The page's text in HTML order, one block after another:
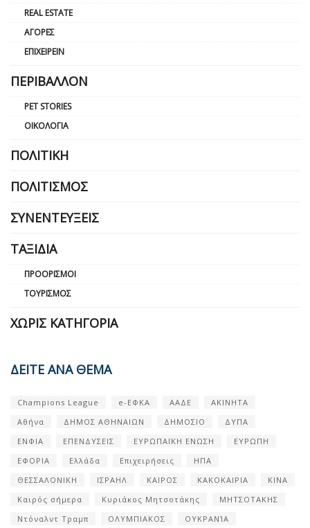
REAL ESTATE
ΑΓΟΡΈΣ
ΕΠΙΧΕΙΡΕΊΝ
ΠΕΡΙΒΆΛΛΟΝ
PET STORIES
ΟΙΚΟΛΟΓΊΑ
ΠΟΛΙΤΙΚΉ
ΠΟΛΙΤΙΣΜΌΣ
ΣΥΝΕΝΤΕΎΞΕΙΣ
ΤΑΞΊΔΙΑ
ΠΡΟΟΡΙΣΜΟΊ
ΤΟΥΡΙΣΜΌΣ
ΧΩΡΊΣ ΚΑΤΗΓΟΡΊΑ
ΔΕΙΤΕ ΑΝΑ ΘΕΜΑ
Champions League e-ΕΦΚΑ ΑΑΔΕ
ΑΚΙΝΗΤΑ
Αθήνα
ΔΗΜΟΣ ΑΘΗΝΑΙΩΝ ΔΗΜΟΣΙΟ
ΔΥΠΑ
ΕΝΦΙΑ
ΕΠΕΝΔΥΣΕΙΣ ΕΥΡΩΠΑΪΚΗ ΕΝΩΣΗ
ΕΥΡΩΠΗ
ΕΦΟΡΙΑ
Ελλάδα Επιχειρήσεις
ΗΠΑ
ΘΕΣΣΑΛΟΝΙΚΗ
ΙΣΡΑΗΛ ΚΑΙΡΟΣ ΚΑΚΟΚΑΙΡΙΑ
ΚΙΝΑ
Καιρός σήμερα
Κυριάκος Μητσοτάκης
ΜΗΤΣΟΤΑΚΗΣ
Ντόναλντ Τραμπ
ΟΛΥΜΠΙΑΚΟΣ
ΟΥΚΡΑΝΊΑ